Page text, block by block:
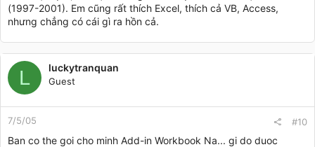
(1997-2001). Em cũng rất thích Excel, thích cả VB, Access,
nhưng chẳng có cái gì ra hồn cả.
L luckytranquan
Guest
7/5/05 #10
Ban co the goi cho minh Add-in Workbook Na... gi do duoc